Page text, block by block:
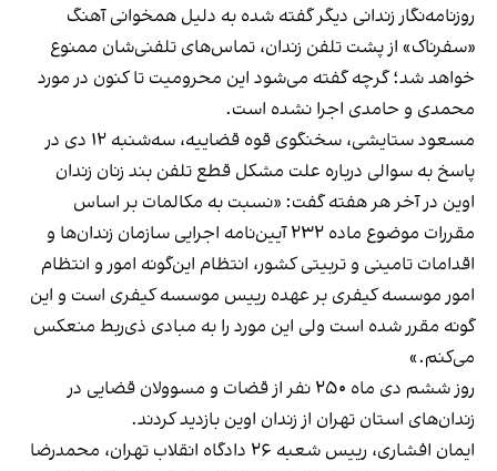
روزنامه‌نگار زندانی دیگر گفته شده به دلیل همخوانی آهنگ
«سفرناک» از پشت تلفن زندان، تماس‌های تلفنی‌شان ممنوع
خواهد شد؛ گرچه گفته می‌شود این محرومیت تا کنون در مورد
محمدی و حامدی اجرا نشده است.
مسعود ستایشی، سخنگوی قوه قضاییه، سه‌شنبه ۱۲ دی در
پاسخ به سوالی درباره علت مشکل قطع تلفن بند زنان زندان
اوین در آخر هر هفته گفت: «نسبت به مکالمات بر اساس
مقررات موضوع ماده ۲۳۲ آیین‌نامه اجرایی سازمان زندان‌ها و
اقدامات تامینی و تربیتی کشور، انتظام این‌گونه امور و انتظام
امور موسسه کیفری بر عهده رییس موسسه کیفری است و این
گونه مقرر شده است ولی این مورد را به مبادی ذی‌ربط منعکس
می‌کنم.»
روز ششم دی ماه ۲۵۰ نفر از قضات و مسوولان قضایی در
زندان‌های استان تهران از زندان اوین بازدید کردند.
ایمان افشاری، رییس شعبه ۲۶ دادگاه انقلاب تهران، محمدرضا